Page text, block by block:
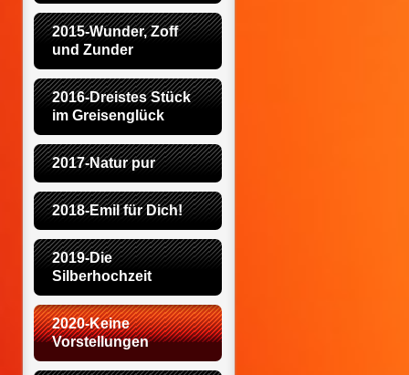
2015-Wunder, Zoff
und Zunder
2016-Dreistes Stück
im Greisenglück
2017-Natur pur
2018-Emil für Dich!
2019-Die
Silberhochzeit
2020-Keine
Vorstellungen